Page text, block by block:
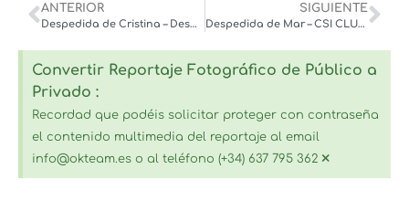
ANTERIOR
Despedida de Cristina – Desafío Total en Massanet de la Selva – julio ’20
SIGUIENTE
Despedida de Mar – CSI CLUEDO BARCELONA – Oct 2020
Convertir Reportaje Fotográfico de Público a
Privado :
Recordad que podéis solicitar proteger con contraseña
el contenido multimedia del reportaje al email
info@okteam.es o al teléfono (+34) 637 795 362 ×